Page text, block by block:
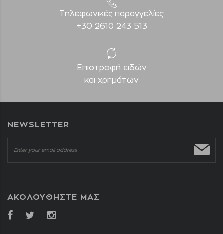
Τηλεφωνικές παραγγελίες
+30 2610 243 513
Επιστροφή ειδών
και χρημάτων
NEWSLETTER
ΑΚΟΛΟΥΘΗΣΤΕ ΜΑΣ